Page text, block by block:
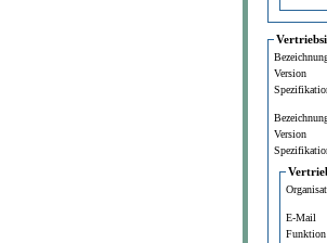
Version
Version
E-Mail
Funktion